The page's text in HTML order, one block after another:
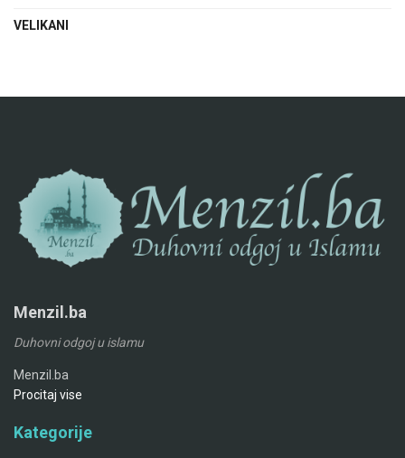
VELIKANI
Menzil.ba
Duhovni odgoj u islamu
Menzil.ba
Procitaj vise
Kategorije